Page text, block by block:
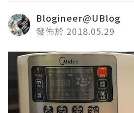
Blogineer@UBlog
發佈於 2018.05.29